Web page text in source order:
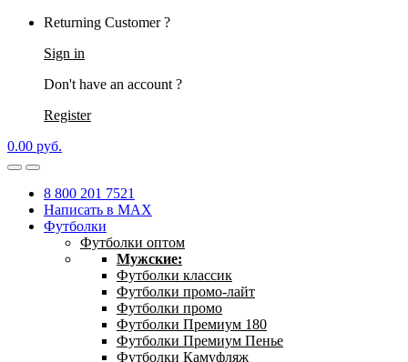
Returning Customer ?
Sign in
Don't have an account ?
Register
0.00 руб.
8 800 201 7521
Написать в MAX
Футболки
Футболки оптом
Мужские:
Футболки классик
Футболки промо-лайт
Футболки промо
Футболки Премиум 180
Футболки Премиум Пенье
Футболки Камуфляж